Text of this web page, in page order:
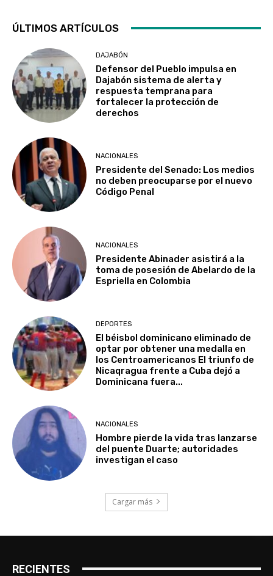
ÚLTIMOS ARTÍCULOS
DAJABÓN
Defensor del Pueblo impulsa en
Dajabón sistema de alerta y
respuesta temprana para
fortalecer la protección de
derechos
NACIONALES
Presidente del Senado: Los medios
no deben preocuparse por el nuevo
Código Penal
NACIONALES
Presidente Abinader asistirá a la
toma de posesión de Abelardo de la
Espriella en Colombia
DEPORTES
El béisbol dominicano eliminado de
optar por obtener una medalla en
los Centroamericanos El triunfo de
Nicaqragua frente a Cuba dejó a
Dominicana fuera...
NACIONALES
Hombre pierde la vida tras lanzarse
del puente Duarte; autoridades
investigan el caso
Cargar más
RECIENTES